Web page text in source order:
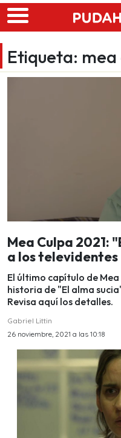
Skip to main content
Etiqueta: mea
Mea Culpa 2021:
a los televidentes
El último capítulo de Mea
historia de "El alma
Revisa aquí los detalles.
Gabriel Littin
26 noviembre, 2021 a las 10:18